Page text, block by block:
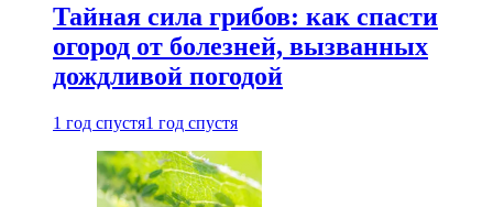
Тайная сила грибов: как спасти
огород от болезней, вызванных
дождливой погодой
1 год спустя1 год спустя